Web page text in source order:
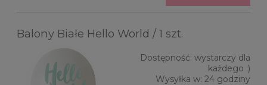
Balony Białe Hello World / 1 szt.
Dostępność: wystarczy dla
każdego :)
Wysyłka w: 24 godziny